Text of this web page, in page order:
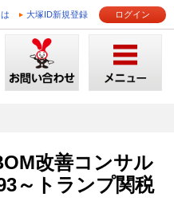
大塚ID新規登録 ログイン
改善コンサル
～トランプ関税